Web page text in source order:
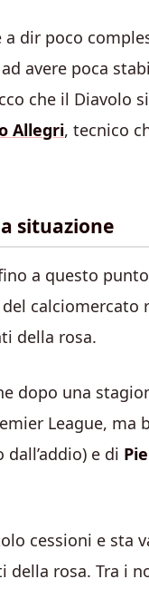
dir poco
avere poca
che il Diavolo
Allegri, tecnico
situazione
a questo
calciomercato
della rosa.
dopo una
League, ma
e di
cessioni e sta
rosa. Tra i